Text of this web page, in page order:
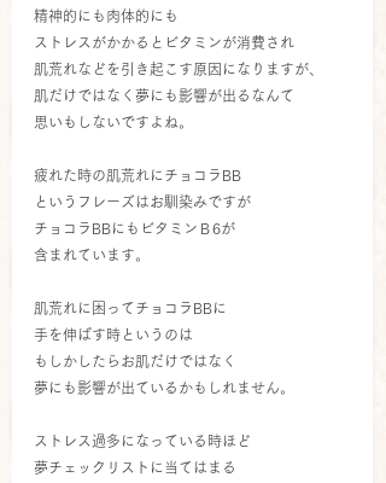
精神的にも肉体的にも
ストレスがかかるとビタミンが消費され
肌荒れなどを引き起こす原因になりますが、
肌だけではなく夢にも影響が出るなんて
思いもしないですよね。
疲れた時の肌荒れにチョコラBB
というフレーズはお馴染みですが
チョコラBBにもビタミンＢ6が
含まれています。
肌荒れに困ってチョコラBBに
手を伸ばす時というのは
もしかしたらお肌だけではなく
夢にも影響が出ているかもしれません。
ストレス過多になっている時ほど
夢チェックリストに当てはまる